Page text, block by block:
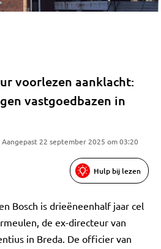
voorlezen aanklacht:
vastgoedbazen in
22 september 2025 om 03:20
Hulp bij lezen
Bosch is drieëneenhalf jaar cel
de ex-directeur van
in Breda. De officier van